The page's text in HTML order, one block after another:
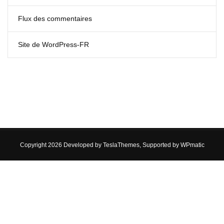
Flux des commentaires
Site de WordPress-FR
Copyright 2026 Developed by TeslaThemes, Supported by WPmatic